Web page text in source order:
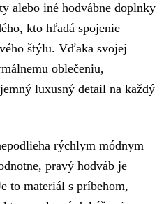
alebo iné hodvábne doplnky
kto hľadá spojenie
štýlu. Vďaka svojej
oblečeniu,
luxusný detail na každý
rýchlym módnym
pravý hodváb je
to materiál s príbehom,